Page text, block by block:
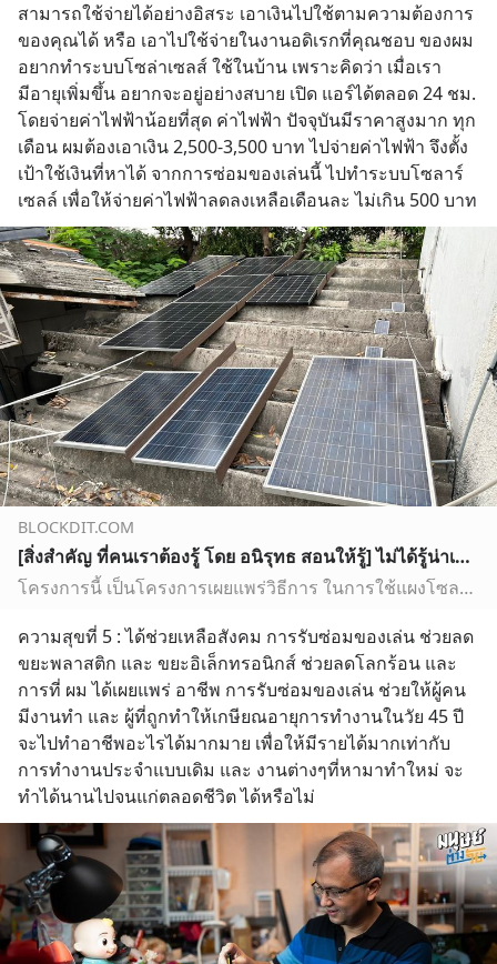
สามารถใช้จ่ายได้อย่างอิสระ เอาเงินไปใช้ตามความต้องการ
ของคุณได้ หรือ เอาไปใช้จ่ายในงานอดิเรกที่คุณชอบ ของผม
อยากทำระบบโซล่าเซลส์ ใช้ในบ้าน เพราะคิดว่า เมื่อเรา
มีอายุเพิ่มขึ้น อยากจะอยู่อย่างสบาย เปิด แอร์ได้ตลอด 24 ชม.
โดยจ่ายค่าไฟฟ้าน้อยที่สุด ค่าไฟฟ้า ปัจจุบันมีราคาสูงมาก ทุก
เดือน ผมต้องเอาเงิน 2,500-3,500 บาท ไปจ่ายค่าไฟฟ้า จึงตั้ง
เป้าใช้เงินที่หาได้ จากการซ่อมของเล่นนี้ ไปทำระบบโซลาร์
เซลล์ เพื่อให้จ่ายค่าไฟฟ้าลดลงเหลือเดือนละ ไม่เกิน 500 บาท
BLOCKDIT.COM
[สิ่งสำคัญ ที่คนเราต้องรู้ โดย อนิรุทธ สอนให้รู้] ไม่ได้รู้น่าเสียดาย ใช้ไฟฟรี! ลงทุนไม่ถึง 20,000 บาท ไม่ต้องจ่ายค่าไฟ 2,000 บาท โดย อนิรุทธ หุตางกูร โครงการนี้ เป็นโครงการเผยแพร่วิธีการ ในการใช้แผงโซลาร์เซลล์ มาผลิตไฟฟ้าใช้ในบ้านฟรี! ไม่ต้องจ่ายค่า
โครงการนี้ เป็นโครงการเผยแพร่วิธีการ ในการใช้แผงโซลาร์เซลล์ มาผลิตไฟฟ้าใช้ในบ้านฟรี! ไม่ต้องจ่ายค่าไฟ เดือนละ 2,000 บาท ลดการจ่ายค่าไฟฟ้าแต่ละเดือนลงได้ เป็นจำนวนมาก เพราะแสงแดด เป็นพลังงานสะอาด และ มีให้ใช้ได้ ฟรี! อย่างไม่จำกัด จึงสมควรอย่างยิ่ง ที่คนเราทุกคนเกิดมา ควรต้องเรียนรู้เรื่องนี้ เพราะเป…
ความสุขที่ 5 : ได้ช่วยเหลือสังคม การรับซ่อมของเล่น ช่วยลด
ขยะพลาสติก และ ขยะอิเล็กทรอนิกส์ ช่วยลดโลกร้อน และ
การที่ ผม ได้เผยแพร่ อาชีพ การรับซ่อมของเล่น ช่วยให้ผู้คน
มีงานทำ และ ผู้ที่ถูกทำให้เกษียณอายุการทำงานในวัย 45 ปี
จะไปทำอาชีพอะไรได้มากมาย เพื่อให้มีรายได้มากเท่ากับ
การทำงานประจำแบบเดิม และ งานต่างๆที่หามาทำใหม่ จะ
ทำได้นานไปจนแก่ตลอดชีวิต ได้หรือไม่